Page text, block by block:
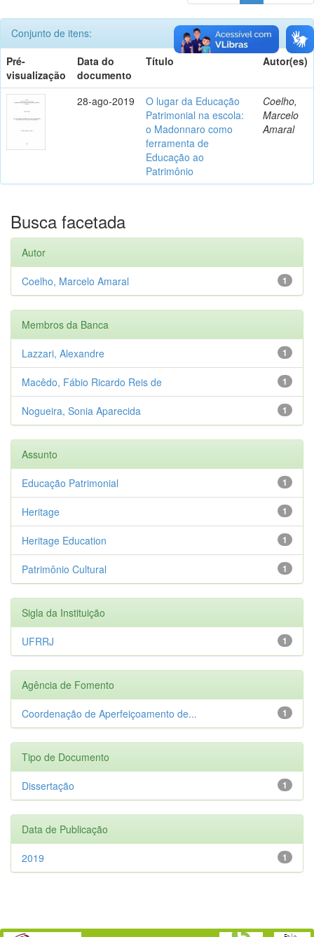
Conjunto de itens:
Pré-
visualização
Data do
documento
Título Autor(es)
28-ago-2019
O lugar da Educação
Patrimonial na escola:
o Madonnaro como
ferramenta de
Educação ao
Patrimônio
Coelho,
Marcelo
Amaral
Busca facetada
Autor
1
Coelho, Marcelo Amaral
Membros da Banca
1
Lazzari, Alexandre
1
Macêdo, Fábio Ricardo Reis de
1
Nogueira, Sonia Aparecida
Assunto
1
Educação Patrimonial
1
Heritage
1
Heritage Education
1
Patrimônio Cultural
Sigla da Instituição
1
UFRRJ
Agência de Fomento
1
Coordenação de Aperfeiçoamento de...
Tipo de Documento
1
Dissertação
Data de Publicação
1
2019